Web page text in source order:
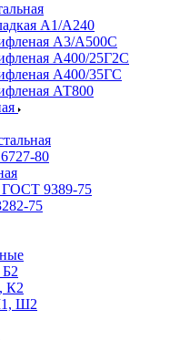
А1/А240
А3/А500С
А400/25Г2С
А400/35ГС
АТ800
80
9389-75
75
Б2
К2
Ш2